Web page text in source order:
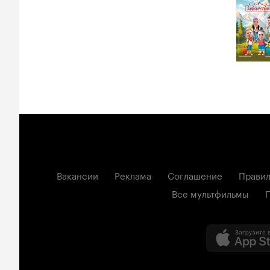
Вакансии Реклама Соглашение
Все мультфильмы